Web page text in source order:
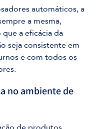
automáticos, a
a mesma,
a eficácia da
seja consistente em
e com todos os
no ambiente de